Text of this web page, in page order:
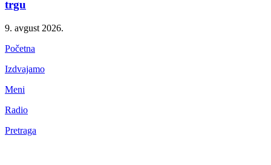
trgu
9. avgust 2026.
Početna
Izdvajamo
Meni
Radio
Pretraga